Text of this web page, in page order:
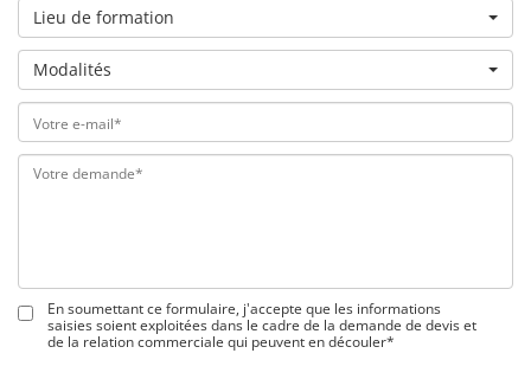
Lieu de formation
Modalités
En soumettant ce formulaire, j'accepte que les informations
saisies soient exploitées dans le cadre de la demande de devis et
de la relation commerciale qui peuvent en découler*